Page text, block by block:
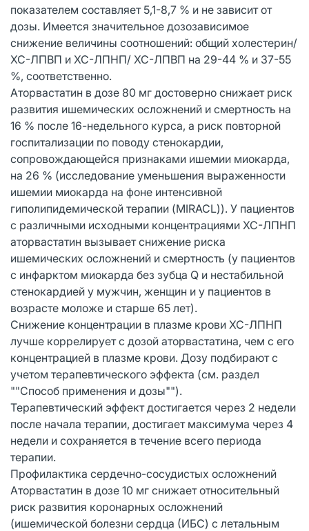
показателем составляет 5,1-8,7 % и не зависит от
дозы. Имеется значительное дозозависимое
снижение величины соотношений: общий холестерин/
ХС-ЛПВП и ХС-ЛПНП/ ХС-ЛПВП на 29-44 % и 37-55
%, соответственно.
Аторвастатин в дозе 80 мг достоверно снижает риск
развития ишемических осложнений и смертность на
16 % после 16-недельного курса, а риск повторной
госпитализации по поводу стенокардии,
сопровождающейся признаками ишемии миокарда,
на 26 % (исследование уменьшения выраженности
ишемии миокарда на фоне интенсивной
гиполипидемической терапии (MIRACL)). У пациентов
с различными исходными концентрациями ХС-ЛПНП
аторвастатин вызывает снижение риска
ишемических осложнений и смертность (у пациентов
с инфарктом миокарда без зубца Q и нестабильной
стенокардией у мужчин, женщин и у пациентов в
возрасте моложе и старше 65 лет).
Снижение концентрации в плазме крови ХС-ЛПНП
лучше коррелирует с дозой аторвастатина, чем с его
концентрацией в плазме крови. Дозу подбирают с
учетом терапевтического эффекта (см. раздел
""Способ применения и дозы"").
Терапевтический эффект достигается через 2 недели
после начала терапии, достигает максимума через 4
недели и сохраняется в течение всего периода
терапии.
Профилактика сердечно-сосудистых осложнений
Аторвастатин в дозе 10 мг снижает относительный
риск развития коронарных осложнений
(ишемической болезни сердца (ИБС) с летальным